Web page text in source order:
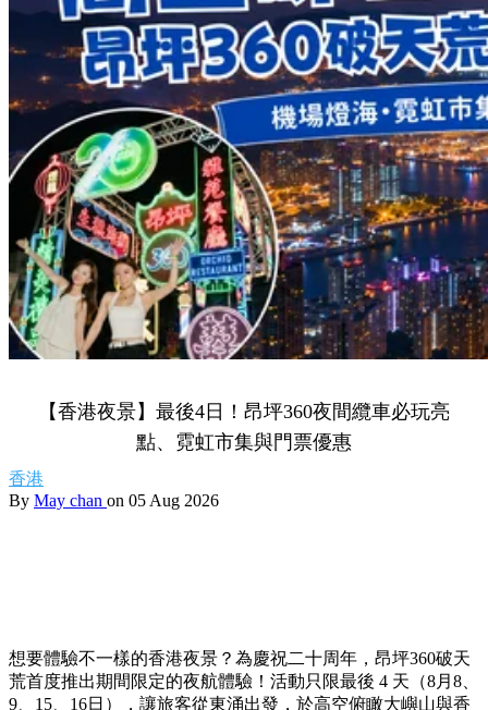
【香港夜景】最後4日！昂坪360夜間纜車必玩亮
點、霓虹市集與門票優惠
香港
By May chan on 05 Aug 2026
想要體驗不一樣的香港夜景？為慶祝二十周年，昂坪360破天
荒首度推出期間限定的夜航體驗！活動只限最後 4 天（8月8、
9、15、16日），讓旅客從東涌出發，於高空俯瞰大嶼山與香